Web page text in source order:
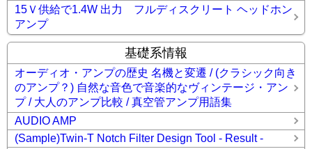
15Ｖ供給で1.4W 出力 フルディスクリート ヘッドホン
アンプ
基礎系情報
オーディオ・アンプの歴史 名機と変遷 / (クラシック向き
のアンプ？) 自然な音色で音楽的なヴィンテージ・アン
プ / 大人のアンプ比較 / 真空管アンプ用語集
AUDIO AMP
(Sample)Twin-T Notch Filter Design Tool - Result -